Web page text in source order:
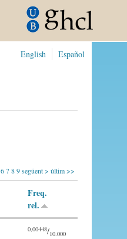
Español
English
6789següent > últim >>
Freq.
rel.
0,00448/10.000